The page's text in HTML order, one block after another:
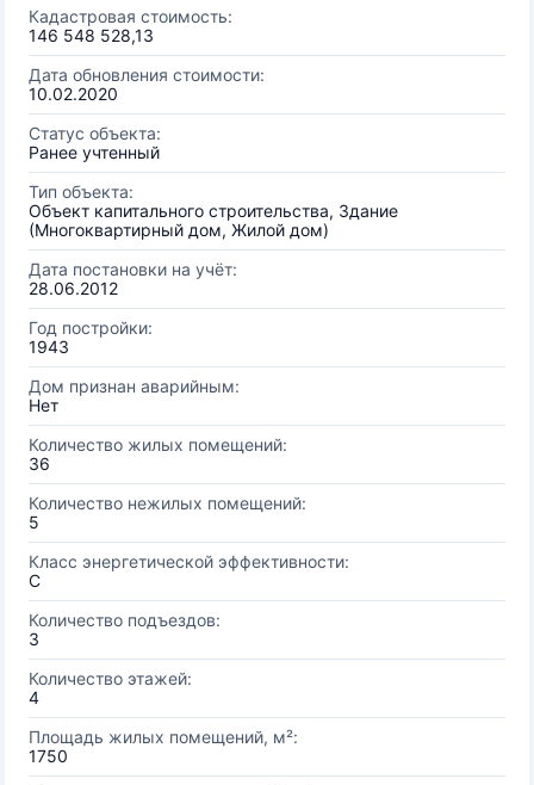
Кадастровая стоимость:
146 548 528,13
Дата обновления стоимости:
10.02.2020
Статус объекта:
Ранее учтенный
Тип объекта:
Объект капитального строительства, Здание
(Многоквартирный дом, Жилой дом)
Дата постановки на учёт:
28.06.2012
Год постройки:
1943
Дом признан аварийным:
Нет
Количество жилых помещений:
36
Количество нежилых помещений:
5
Класс энергетической эффективности:
C
Количество подъездов:
3
Количество этажей:
4
Площадь жилых помещений, м²:
1750